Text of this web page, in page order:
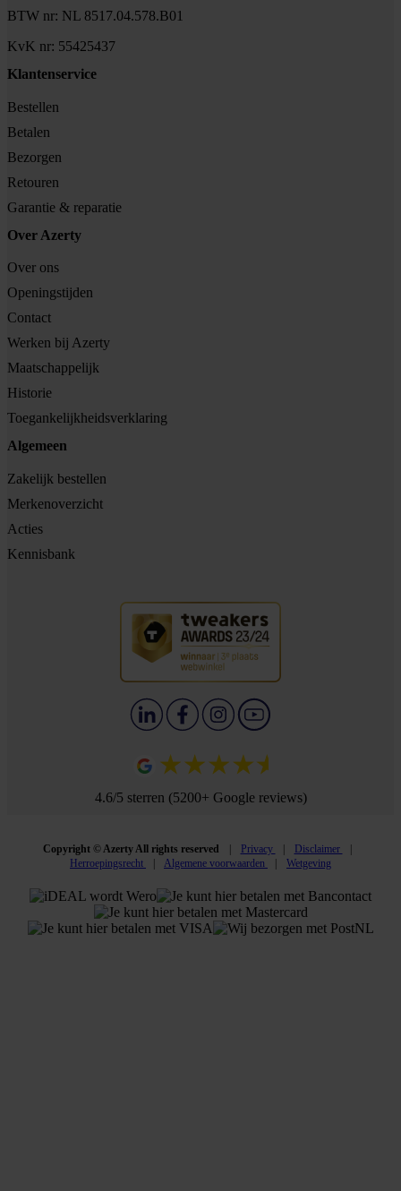
BTW nr: NL 8517.04.578.B01
KvK nr: 55425437
Klantenservice
Bestellen
Betalen
Bezorgen
Retouren
Garantie & reparatie
Over Azerty
Over ons
Openingstijden
Contact
Werken bij Azerty
Maatschappelijk
Historie
Toegankelijkheidsverklaring
Algemeen
Zakelijk bestellen
Merkenoverzicht
Acties
Kennisbank
4.6/5 sterren (5200+ Google reviews)
Copyright © Azerty All rights reserved Privacy
Disclaimer
Herroepingsrecht
Algemene voorwaarden Wetgeving